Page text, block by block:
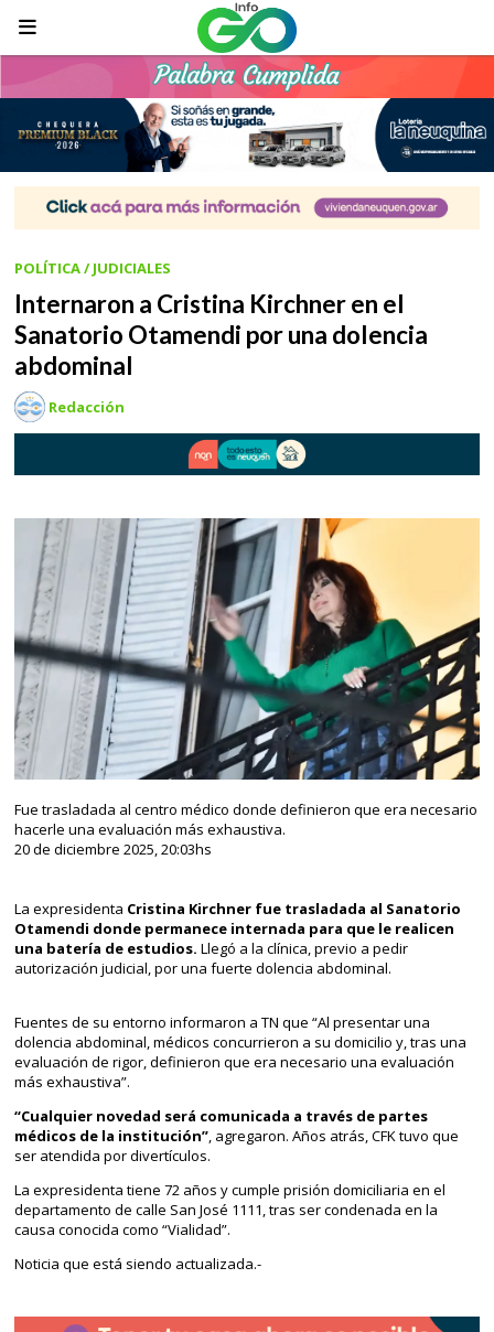
Internaron a Cristina Kirchner en el
Sanatorio Otamendi por una dolencia
abdominal
POLÍTICA / JUDICIALES
Redacción
Fue trasladada al centro médico donde definieron que era necesario
hacerle una evaluación más exhaustiva.
20 de diciembre 2025, 20:03hs
La expresidenta Cristina Kirchner fue trasladada al Sanatorio
Otamendi donde permanece internada para que le realicen
una batería de estudios. Llegó a la clínica, previo a pedir
autorización judicial, por una fuerte dolencia abdominal.
Fuentes de su entorno informaron a TN que “Al presentar una
dolencia abdominal, médicos concurrieron a su domicilio y, tras una
evaluación de rigor, definieron que era necesario una evaluación
más exhaustiva”.
“Cualquier novedad será comunicada a través de partes
médicos de la institución”, agregaron. Años atrás, CFK tuvo que
ser atendida por divertículos.
La expresidenta tiene 72 años y cumple prisión domiciliaria en el
departamento de calle San José 1111, tras ser condenada en la
causa conocida como “Vialidad”.
Noticia que está siendo actualizada.-